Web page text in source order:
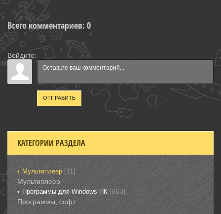
Всего комментариев: 0
Войдите:
ОТПРАВИТЬ
КАТЕГОРИИ РАЗДЕЛА
Мультиплеер [11]
Мультиплеер
Программы для Windows ПК [863]
Программы, софт